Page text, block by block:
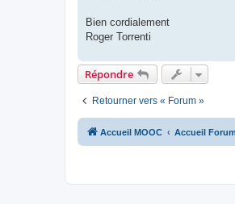
Bien cordialement
Roger Torrenti
Répondre
Retourner vers « Forum »
Accueil MOOC Accueil Forum